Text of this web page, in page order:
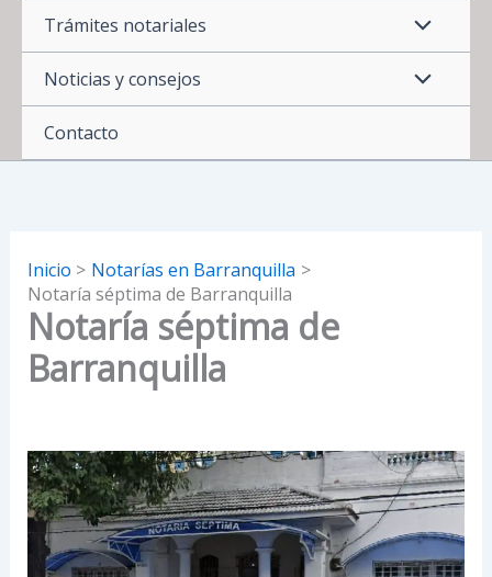
Trámites notariales
Noticias y consejos
Contacto
Inicio
Notarías en Barranquilla
Notaría séptima de Barranquilla
Notaría séptima de
Barranquilla